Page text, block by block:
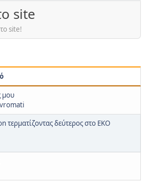
site
site!
μου
δεύτερος στο EKO